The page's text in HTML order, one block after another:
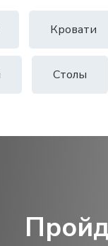
Кровати
Столы